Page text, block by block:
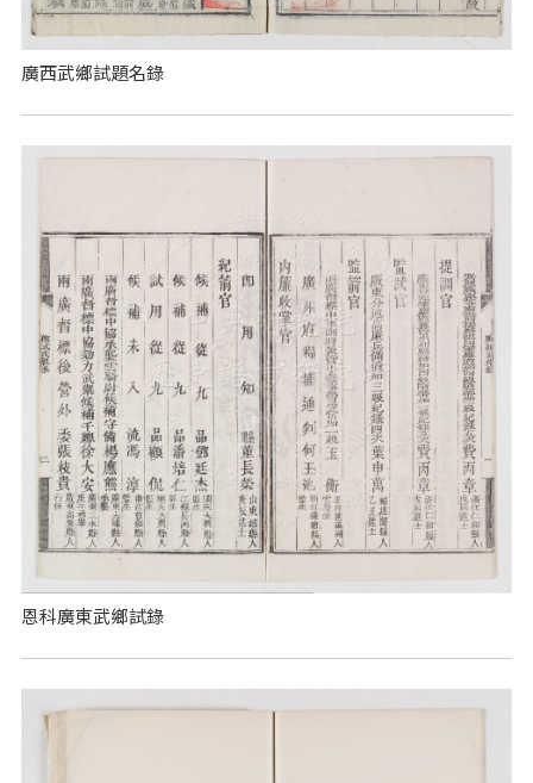
廣西武鄉試題名錄
恩科廣東武鄉試錄